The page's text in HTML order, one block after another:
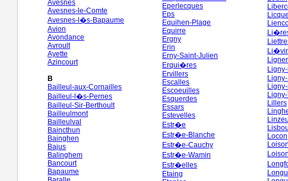
Avesnes
Avesnes-le-Comte
Avesnes-l�s-Bapaume
Avion
Avondance
Avroult
Ayette
Azincourt
B
Bailleul-aux-Cornailles
Bailleul-l�s-Pernes
Bailleul-Sir-Berthoult
Bailleulmont
Bailleulval
Baincthun
Bainghen
Bajus
Balinghem
Bancourt
Bapaume
Eperlecques
Eps
Equihen-Plage
Equirre
Ergny
Erin
Erny-Saint-Julien
Erqui�res
Ervillers
Escalles
Escoeuilles
Esquerdes
Essars
Estevelles
Estr�e
Estr�e-Blanche
Estr�e-Cauchy
Estr�e-Wamin
Estr�elles
Etaing
Lillers
Locon